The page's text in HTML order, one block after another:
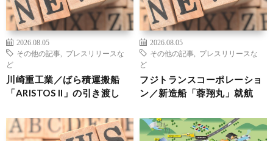
2026.08.05
その他の記事
プレスリリースな
ど
川崎重工業／ばら積運搬船
「ARISTOS II」の引き渡し
2026.08.05
その他の記事
プレスリリースな
ど
フジトランスコーポレーショ
ン／新造船「蓉翔丸」就航